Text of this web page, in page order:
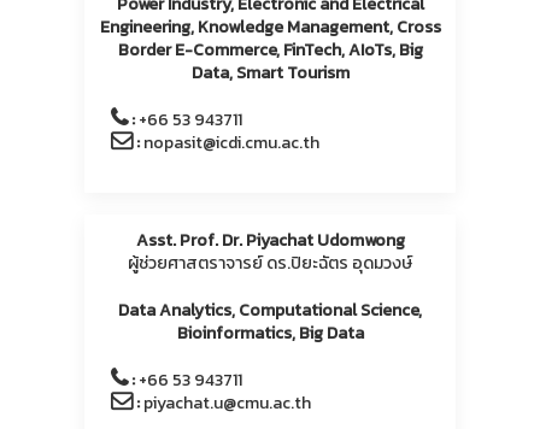
Engineering, Knowledge Management, Cross
Border E-Commerce, FinTech, AIoTs, Big
Data, Smart Tourism
:+66 53 943711
:nopasit@icdi.cmu.ac.th
Asst. Prof. Dr. Piyachat Udomwong
ผู้ช่วยศาสตราจารย์ ดร.ปิยะฉัตร อุดมวงษ์
Data Analytics, Computational Science,
Bioinformatics, Big Data
:+66 53 943711
:piyachat.u@cmu.ac.th